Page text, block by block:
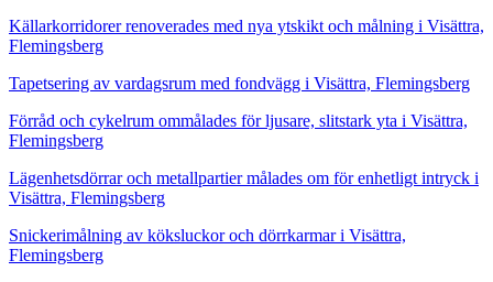
Källarkorridorer renoverades med nya ytskikt och målning i Visättra,
Flemingsberg
Tapetsering av vardagsrum med fondvägg i Visättra, Flemingsberg
Förråd och cykelrum ommålades för ljusare, slitstark yta i Visättra,
Flemingsberg
Lägenhetsdörrar och metallpartier målades om för enhetligt intryck i
Visättra, Flemingsberg
Snickerimålning av köksluckor och dörrkarmar i Visättra,
Flemingsberg